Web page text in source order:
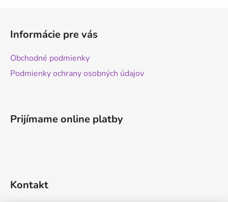
Informácie pre vás
Obchodné podmienky
Podmienky ochrany osobných údajov
Prijímame online platby
Kontakt